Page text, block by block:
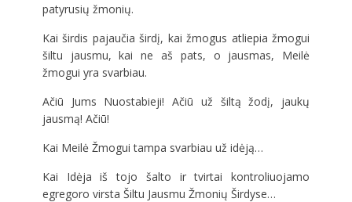
patyrusių žmonių.
Kai širdis pajaučia širdį, kai žmogus atliepia žmogui
šiltu jausmu, kai ne aš pats, o jausmas, Meilė
žmogui yra svarbiau.
Ačiū Jums Nuostabieji! Ačiū už šiltą žodį, jaukų
jausmą! Ačiū!
Kai Meilė Žmogui tampa svarbiau už idėją…
Kai Idėja iš tojo šalto ir tvirtai kontroliuojamo
egregoro virsta Šiltu Jausmu Žmonių Širdyse…